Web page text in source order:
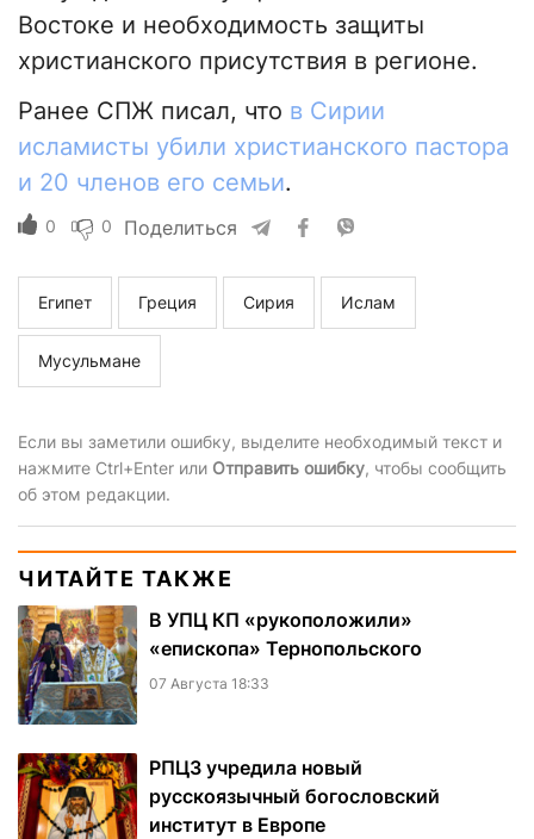
Востоке и необходимость защиты
христианского присутствия в регионе.
Ранее СПЖ писал, что в Сирии
исламисты убили христианского пастора
и 20 членов его семьи.
0 0 Поделиться
Египет Греция Сирия Ислам
Мусульмане
Если вы заметили ошибку, выделите необходимый текст и
нажмите Ctrl+Enter или Отправить ошибку, чтобы сообщить
об этом редакции.
ЧИТАЙТЕ ТАКЖЕ
В УПЦ КП «рукоположили»
«епископа» Тернопольского
07 Августа 18:33
РПЦЗ учредила новый
русскоязычный богословский
институт в Европе